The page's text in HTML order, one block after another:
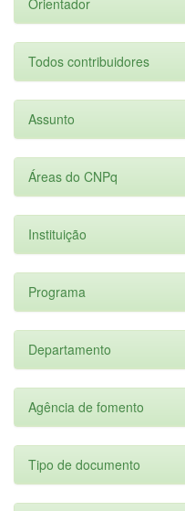
Orientador
Todos contribuidores
Assunto
Áreas do CNPq
Instituição
Programa
Departamento
Agência de fomento
Tipo de documento